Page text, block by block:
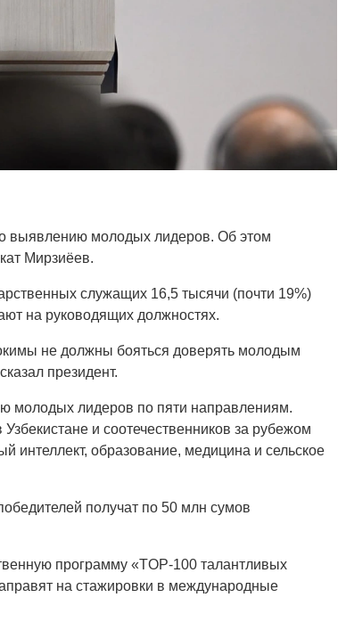
выявлению молодых лидеров. Об этом
Мирзиёев.
служащих 16,5 тысячи (почти 19%)
на руководящих должностях.
не должны бояться доверять молодым
президент.
молодых лидеров по пяти направлениям.
и соотечественников за рубежом
интеллект, образование, медицина и сельское
получат по 50 млн сумов
программу «TOP-100 талантливых
на стажировки в международные